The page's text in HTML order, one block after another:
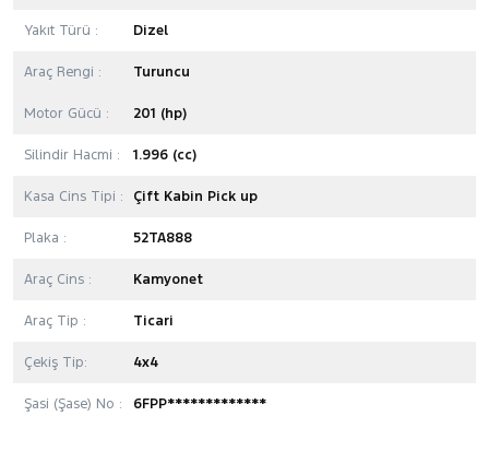
Yakıt Türü : Dizel
Araç Rengi : Turuncu
Motor Gücü : 201 (hp)
Silindir Hacmi : 1.996 (cc)
Kasa Cins Tipi : Çift Kabin Pick up
Plaka : 52TA888
Araç Cins : Kamyonet
Araç Tip : Ticari
Çekiş Tip: 4x4
Şasi (Şase) No : 6FPP*************